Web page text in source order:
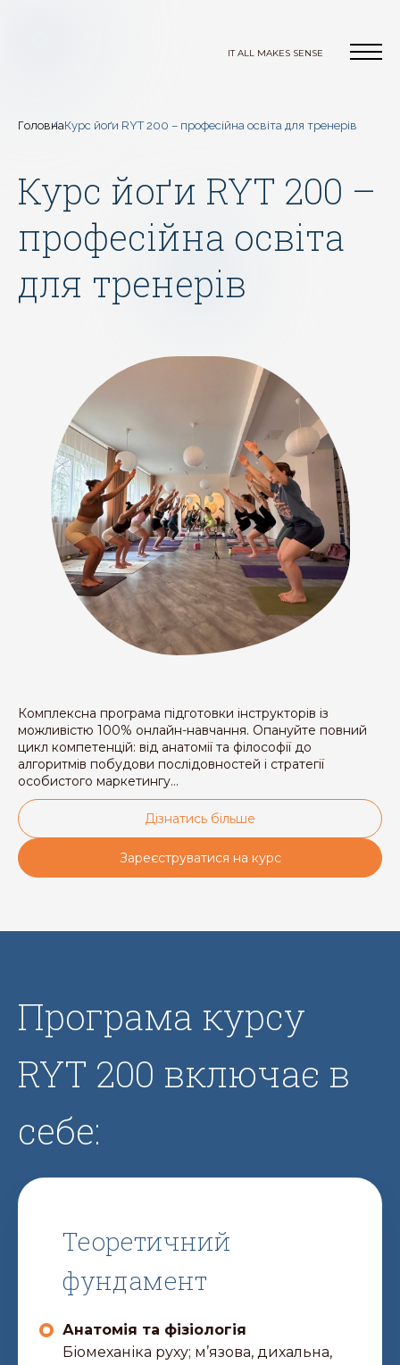
IT ALL MAKES SENSE
ГоловнаКурс йоґи RYT 200 – професійна освіта для тренерів
Курс йоґи RYT 200 –
професійна освіта
для тренерів
Комплексна програма підготовки інструкторів із
можливістю 100% онлайн-навчання. Опануйте повний
цикл компетенцій: від анатомії та філософії до
алгоритмів побудови послідовностей і стратегії
особистого маркетингу...
Зареєструватися на курс
Дізнатись більше
Програма курсу
RYT 200 включає в
себе:
Теоретичний
фундамент
Анатомія та фізіологія
Біомеханіка руху; м’язова, дихальна,